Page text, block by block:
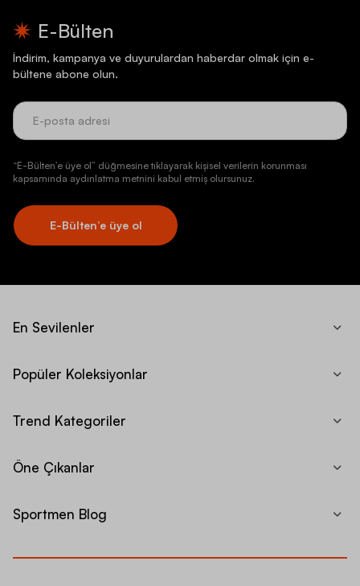
E-Bülten
İndirim, kampanya ve duyurulardan haberdar olmak için e-
bültene abone olun.
“E-Bülten’e üye ol” düğmesine tıklayarak kişisel verilerin korunması
kapsamında aydınlatma metnini kabul etmiş olursunuz.
E-Bülten’e üye ol
En Sevilenler
Popüler Koleksiyonlar
Trend Kategoriler
Öne Çıkanlar
Sportmen Blog